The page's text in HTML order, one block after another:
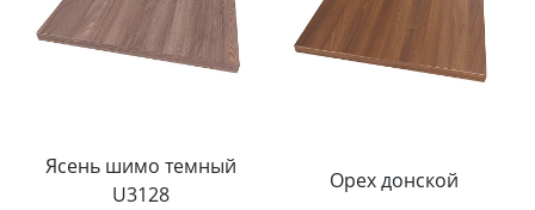
Ясень шимо темный
U3128
Орех донской